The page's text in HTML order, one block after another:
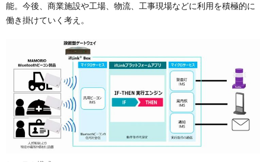
能。今後、商業施設や工場、物流、工事現場などに利用を積極的に
働き掛けていく考え。